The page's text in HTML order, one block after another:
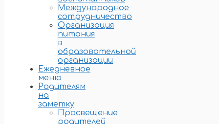
Международное
сотрудничество
Организация
питания
в
образовательной
организации
Ежедневное
меню
Родителям
на
заметку
Просвещение
родителей